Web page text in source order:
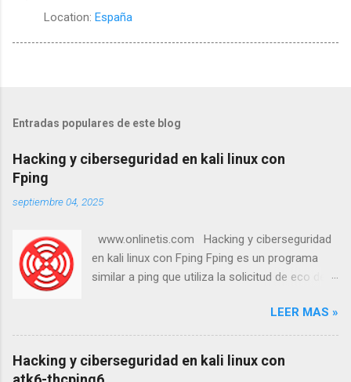
Location: España
Entradas populares de este blog
Hacking y ciberseguridad en kali linux con
Fping
septiembre 04, 2025
www.onlinetis.com Hacking y ciberseguridad
en kali linux con Fping Fping es un programa
similar a ping que utiliza la solicitud de eco del
(ICMP) para determinar si un host objetivo
responde. fping se diferencia de ping en que
permite especificar cualquier número de
objetivos en la línea de comandos o un archivo
LEER MAS »
Hacking y ciberseguridad en kali linux con